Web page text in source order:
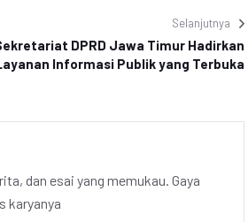
Selanjutnya
DPRD Jawa Timur Hadirkan
Informasi Publik yang Terbuka
dan esai yang memukau. Gaya
karyanya